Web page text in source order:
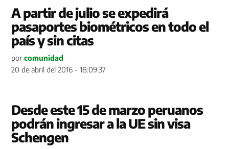
A partir de julio se expedirá
pasaportes biométricos en todo el
país y sin citas
por comunidad
20 de abril del 2016 - 18:09:37
Desde este 15 de marzo peruanos
podrán ingresar a la UE sin visa
Schengen